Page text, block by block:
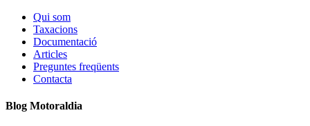
Qui som
Taxacions
Documentació
Articles
Preguntes freqüents
Contacta
Blog Motoraldia